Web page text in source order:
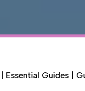
Essential Guides |